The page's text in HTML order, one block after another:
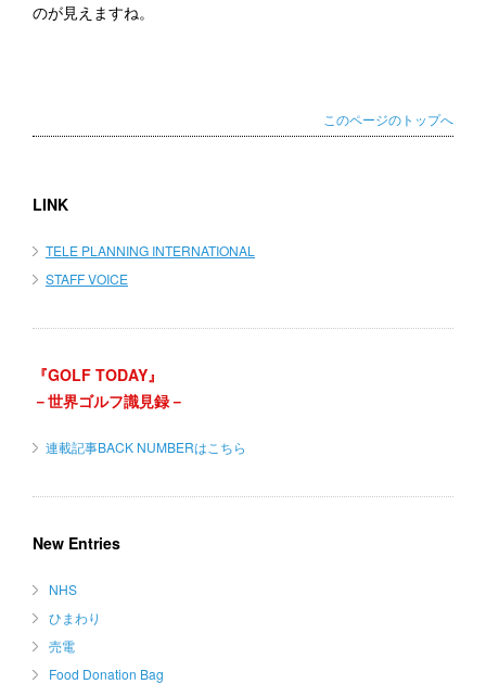
のが見えますね。
このページのトップへ
LINK
TELE PLANNING INTERNATIONAL
STAFF VOICE
『GOLF TODAY』
－世界ゴルフ識見録－
連載記事BACK NUMBERはこちら
New Entries
NHS
ひまわり
売電
Food Donation Bag